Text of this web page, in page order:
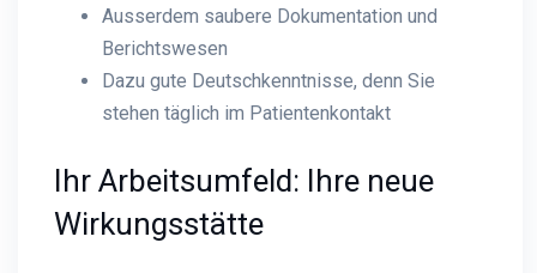
Ausserdem saubere Dokumentation und
Berichtswesen
Dazu gute Deutschkenntnisse, denn Sie
stehen täglich im Patientenkontakt
Ihr Arbeitsumfeld: Ihre neue
Wirkungsstätte